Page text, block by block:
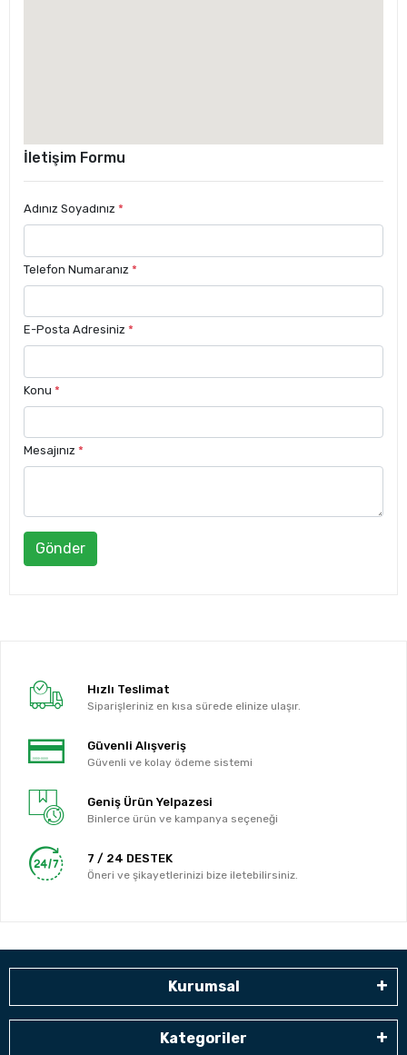
İletişim Formu
Adınız Soyadınız *
Telefon Numaranız *
E-Posta Adresiniz *
Konu *
Mesajınız *
Gönder
Hızlı Teslimat
Siparişleriniz en kısa sürede elinize ulaşır.
Güvenli Alışveriş
Güvenli ve kolay ödeme sistemi
Geniş Ürün Yelpazesi
Binlerce ürün ve kampanya seçeneği
7 / 24 DESTEK
Öneri ve şikayetlerinizi bize iletebilirsiniz.
Kurumsal
Kategoriler